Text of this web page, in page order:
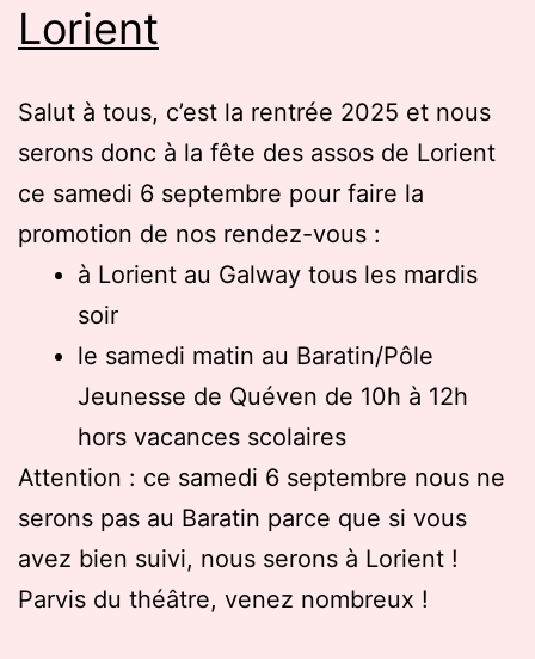
Lorient
Salut à tous, c’est la rentrée 2025 et nous
serons donc à la fête des assos de Lorient
ce samedi 6 septembre pour faire la
promotion de nos rendez-vous :
à Lorient au Galway tous les mardis
soir
le samedi matin au Baratin/Pôle
Jeunesse de Quéven de 10h à 12h
hors vacances scolaires
Attention : ce samedi 6 septembre nous ne
serons pas au Baratin parce que si vous
avez bien suivi, nous serons à Lorient !
Parvis du théâtre, venez nombreux !